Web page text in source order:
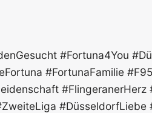
#Fortuna4You
#FortunaFamilie
#FlingeranerHerz
#DüsseldorfLiebe